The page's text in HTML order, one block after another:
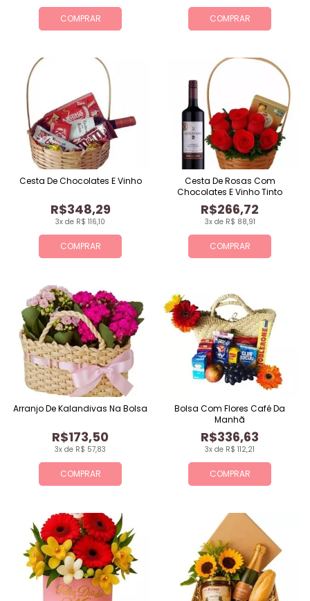
COMPRAR COMPRAR
COMPRAR
3x de R$ 116,10
R$348,29
Cesta De Chocolates E Vinho
COMPRAR
3x de R$ 88,91
R$266,72
Cesta De Rosas Com
Chocolates E Vinho Tinto
COMPRAR
3x de R$ 57,83
R$173,50
Arranjo De Kalandivas Na Bolsa
COMPRAR
3x de R$ 112,21
R$336,63
Bolsa Com Flores Café Da
Manhã